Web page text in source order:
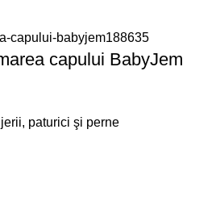
capului BabyJem
paturici şi perne